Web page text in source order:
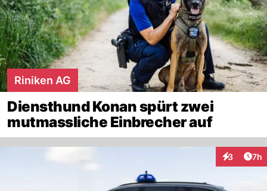
Riniken AG
Diensthund Konan spürt zwei
mutmassliche Einbrecher auf
3 7h